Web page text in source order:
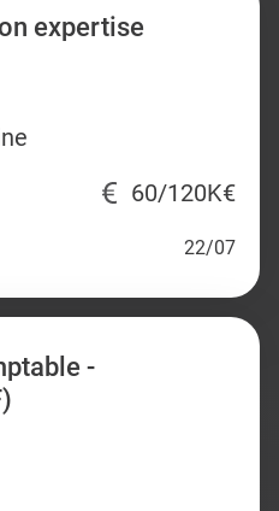
expertise
60/120K€
22/07
-